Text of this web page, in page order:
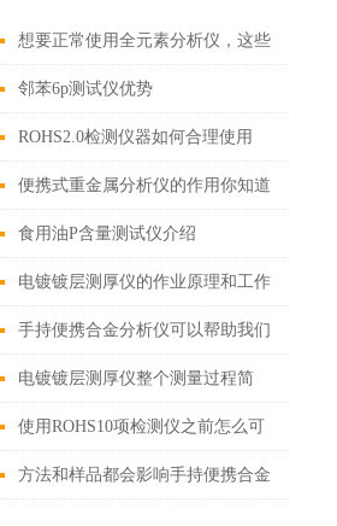
想要正常使用全元素分析仪，这些
细节不能忽视
邻苯6p测试仪优势
ROHS2.0检测仪器如何合理使用
呢？掌握这九点
便携式重金属分析仪的作用你知道
吗？
食用油P含量测试仪介绍
电镀镀层测厚仪的作业原理和工作
条件
手持便携合金分析仪可以帮助我们
鉴别珠宝真伪
电镀镀层测厚仪整个测量过程简
单、快速且不会对样品造成损害
使用ROHS10项检测仪之前怎么可
以不了解这些！
方法和样品都会影响手持便携合金